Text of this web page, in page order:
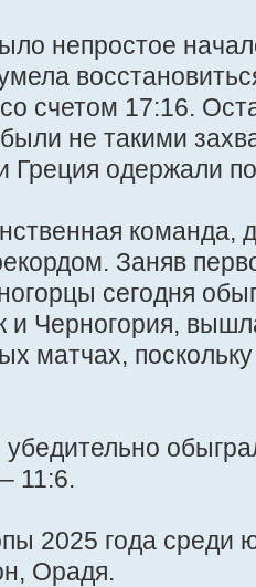
непростое
счетом 17:16.
не такими
Греция одержали
Заняв
сегодня
и Черногория,
матчах,
11:6.
2025 года среди
Орадя.